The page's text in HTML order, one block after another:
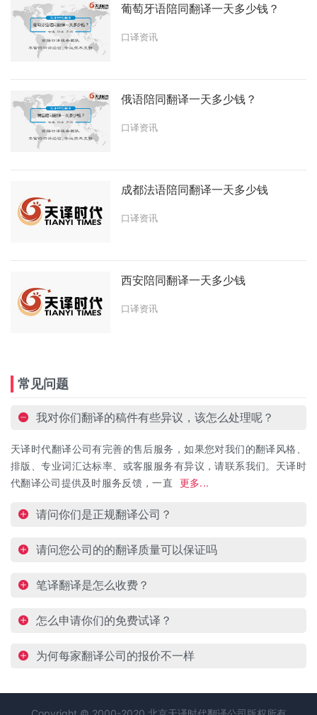
葡萄牙语陪同翻译一天多少钱？
口译资讯
俄语陪同翻译一天多少钱？
口译资讯
成都法语陪同翻译一天多少钱
口译资讯
西安陪同翻译一天多少钱
口译资讯
常见问题
我对你们翻译的稿件有些异议，该怎么处理呢？
天译时代翻译公司有完善的售后服务，如果您对我们的翻译风格、
排版、专业词汇达标率、或客服服务有异议，请联系我们。天译时
代翻译公司提供及时服务反馈，一直
更多...
请问你们是正规翻译公司？
请问您公司的的翻译质量可以保证吗
笔译翻译是怎么收费？
怎么申请你们的免费试译？
为何每家翻译公司的报价不一样